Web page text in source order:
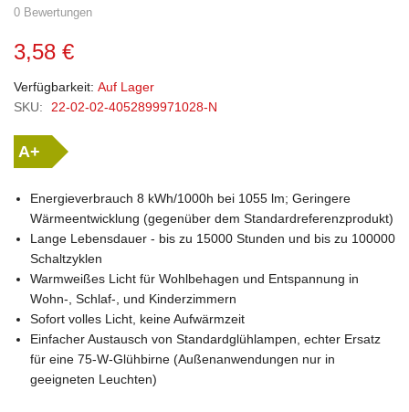
0 Bewertungen
3,58 €
Verfügbarkeit: Auf Lager
SKU:
22-02-02-4052899971028-N
A+
Energieverbrauch 8 kWh/1000h bei 1055 lm; Geringere
Wärmeentwicklung (gegenüber dem Standardreferenzprodukt)
Lange Lebensdauer - bis zu 15000 Stunden und bis zu 100000
Schaltzyklen
Warmweißes Licht für Wohlbehagen und Entspannung in
Wohn-, Schlaf-, und Kinderzimmern
Sofort volles Licht, keine Aufwärmzeit
Einfacher Austausch von Standardglühlampen, echter Ersatz
für eine 75-W-Glühbirne (Außenanwendungen nur in
geeigneten Leuchten)